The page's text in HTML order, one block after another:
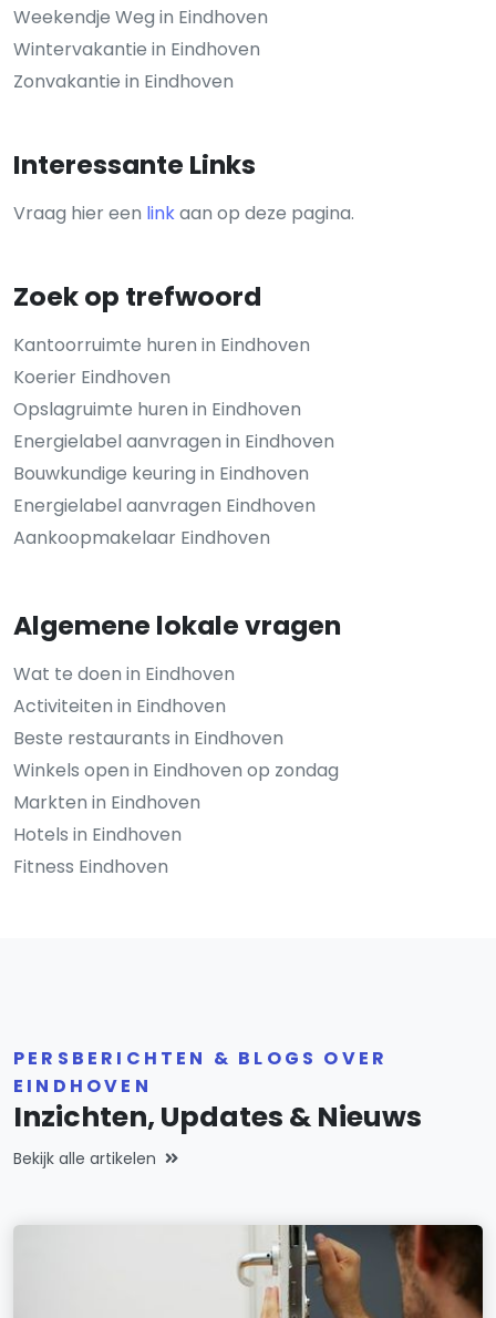
Weekendje Weg in Eindhoven
Wintervakantie in Eindhoven
Zonvakantie in Eindhoven
Interessante Links
Vraag hier een linkaan op deze pagina.
Zoek op trefwoord
Kantoorruimte huren in Eindhoven
Koerier Eindhoven
Opslagruimte huren in Eindhoven
Energielabel aanvragen in Eindhoven
Bouwkundige keuring in Eindhoven
Energielabel aanvragen Eindhoven
Aankoopmakelaar Eindhoven
Algemene lokale vragen
Wat te doen in Eindhoven
Activiteiten in Eindhoven
Beste restaurants in Eindhoven
Winkels open in Eindhoven op zondag
Markten in Eindhoven
Hotels in Eindhoven
Fitness Eindhoven
PERSBERICHTEN & BLOGS OVER
EINDHOVEN
Inzichten, Updates & Nieuws
Bekijk alle artikelen